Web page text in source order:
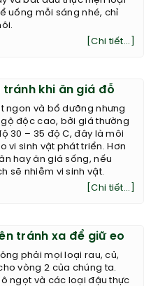
uống mỗi sáng nhé, chỉ
[Chi tiết...]
khi ăn giá đỗ
ngon và bổ dưỡng nhưng
độc cao, bởi giá thường
30 – 35 độ C, đây là môi
vi sinh vật phát triển. Hơn
hay ăn giá sống, nếu
sẽ nhiễm vi sinh vật.
[Chi tiết...]
tránh xa để giữ eo
phải mọi loại rau, củ,
vòng 2 của chúng ta.
ngọt và các loại đậu thực